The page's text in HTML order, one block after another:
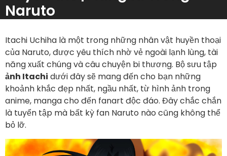
Naruto
Itachi Uchiha là một trong những nhân vật huyền thoại
của Naruto, được yêu thích nhờ vẻ ngoài lạnh lùng, tài
năng xuất chúng và câu chuyện bi thương. Bộ sưu tập
ảnh Itachi dưới đây sẽ mang đến cho bạn những
khoảnh khắc đẹp nhất, ngầu nhất, từ hình ảnh trong
anime, manga cho đến fanart độc đáo. Đây chắc chắn
là tuyển tập mà bất kỳ fan Naruto nào cũng không thể
bỏ lỡ.